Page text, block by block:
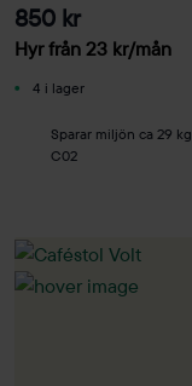
850 kr
Hyr från 23 kr/mån
4 i lager
Sparar miljön ca 29 kg
C02